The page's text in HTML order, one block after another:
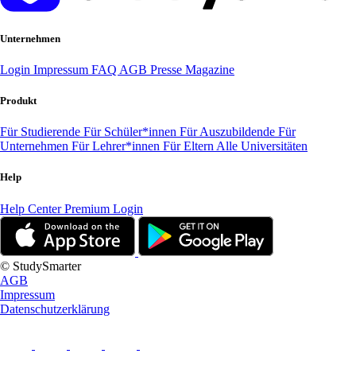
Unternehmen
Login Impressum FAQ AGB Presse Magazine
Produkt
Für Studierende Für Schüler*innen Für Auszubildende Für
Unternehmen Für Lehrer*innen Für Eltern Alle Universitäten
Help
Help CenterPremium Login
© StudySmarter
AGB
Impressum
Datenschutzerklärung